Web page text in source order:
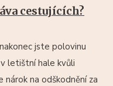
cestujících?
jste polovinu
letištní hale kvůli
na odškodnění za